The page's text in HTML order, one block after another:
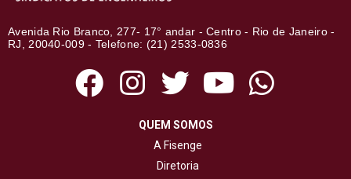
Avenida Rio Branco, 277- 17° andar - Centro - Rio de Janeiro -
RJ, 20040-009 - Telefone: (21) 2533-0836
QUEM SOMOS
A Fisenge
Diretoria